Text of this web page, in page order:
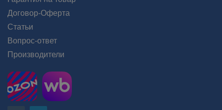
Договор-Оферта
Статьи
Вопрос-ответ
Производители